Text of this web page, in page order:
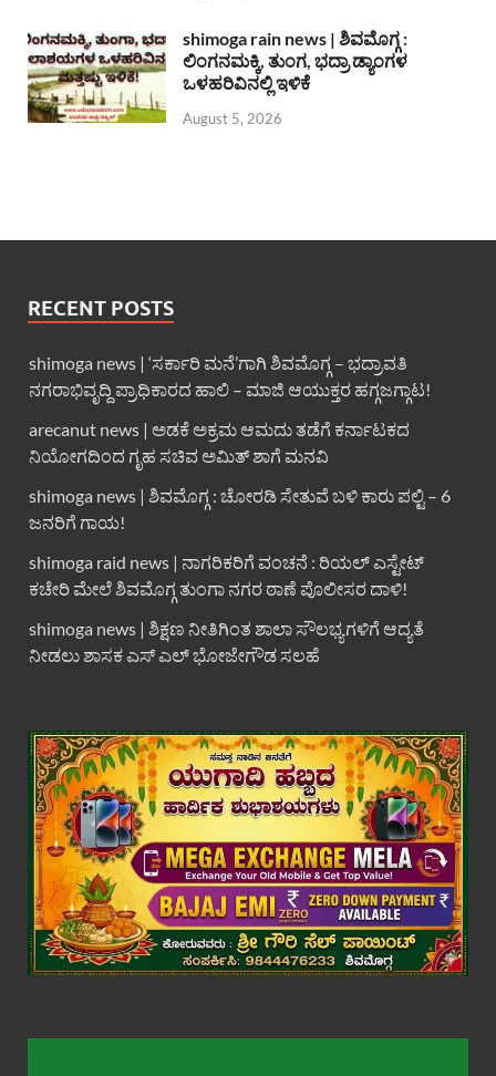
shimoga rain news | ಶಿವಮೊಗ್ಗ :
ಲಿಂಗನಮಕ್ಕಿ, ತುಂಗ, ಭದ್ರಾ ಡ್ಯಾಂಗಳ
ಒಳಹರಿವಿನಲ್ಲಿ ಇಳಿಕೆ
August 5, 2026
RECENT POSTS
shimoga news | ‘ಸರ್ಕಾರಿ ಮನೆ’ಗಾಗಿ ಶಿವಮೊಗ್ಗ – ಭದ್ರಾವತಿ
ನಗರಾಭಿವೃದ್ದಿ ಪ್ರಾಧಿಕಾರದ ಹಾಲಿ – ಮಾಜಿ ಆಯುಕ್ತರ ಹಗ್ಗಜಗ್ಗಾಟ!
arecanut news | ಅಡಕೆ ಅಕ್ರಮ ಆಮದು ತಡೆಗೆ ಕರ್ನಾಟಕದ
ನಿಯೋಗದಿಂದ ಗೃಹ ಸಚಿವ ಅಮಿತ್ ಶಾಗೆ ಮನವಿ
shimoga news | ಶಿವಮೊಗ್ಗ : ಚೋರಡಿ ಸೇತುವೆ ಬಳಿ ಕಾರು ಪಲ್ಟಿ – 6
ಜನರಿಗೆ ಗಾಯ!
shimoga raid news | ನಾಗರಿಕರಿಗೆ ವಂಚನೆ : ರಿಯಲ್ ಎಸ್ಟೇಟ್
ಕಚೇರಿ ಮೇಲೆ ಶಿವಮೊಗ್ಗ ತುಂಗಾ ನಗರ ಠಾಣೆ ಪೊಲೀಸರ ದಾಳಿ!
shimoga news | ಶಿಕ್ಷಣ ನೀತಿಗಿಂತ ಶಾಲಾ ಸೌಲಭ್ಯಗಳಿಗೆ ಆದ್ಯತೆ
ನೀಡಲು ಶಾಸಕ ಎಸ್ ಎಲ್ ಭೋಜೇಗೌಡ ಸಲಹೆ